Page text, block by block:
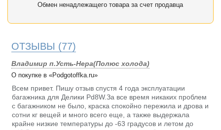
Обмен ненадлежащего товара за счет продавца
ОТЗЫВЫ (77)
Владимир п.Усть-Нера(Полюс холода)
О покупке в «Podgotoffka.ru»
Всем привет. Пишу отзыв спустя 4 года эксплуатации
багажника для Делики Pd8W.За все время никаких проблем
с багажником не было, краска спокойно пережила и дрова и
сотни кг вещей и много всего еще, а также выдержала
крайне низкие температуры до -63 градусов и летом до